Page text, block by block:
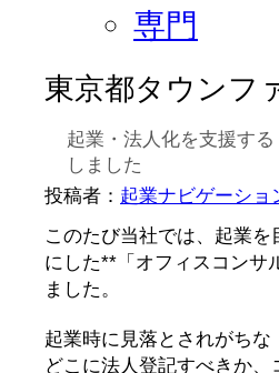
専門
東京都タウンフ
起業・法人化を支援す
しました
投稿者： 起業ナビゲーショ
このたび当社では、起業
にした**「オフィスコンサ
ました。
起業時に見落とされがちな
どこに法人登記すべきか